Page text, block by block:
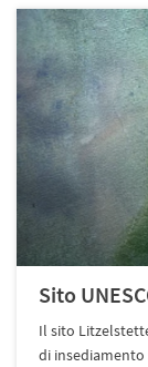
Sito
Il sito
di